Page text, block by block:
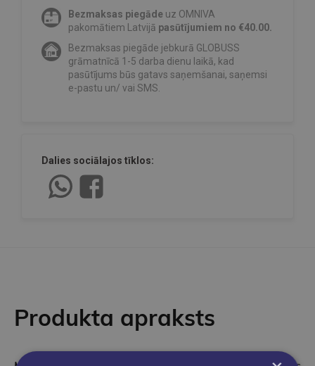
Bezmaksas piegāde uz OMNIVA
pakomātiem Latvijā pasūtījumiem no €40.00.
Bezmaksas piegāde jebkurā GLOBUSS
grāmatnīcā 1-5 darba dienu laikā, kad
pasūtījums būs gatavs saņemšanai, saņemsi
e-pastu un/ vai SMS.
Dalies sociālajos tīklos:
Produkta apraksts